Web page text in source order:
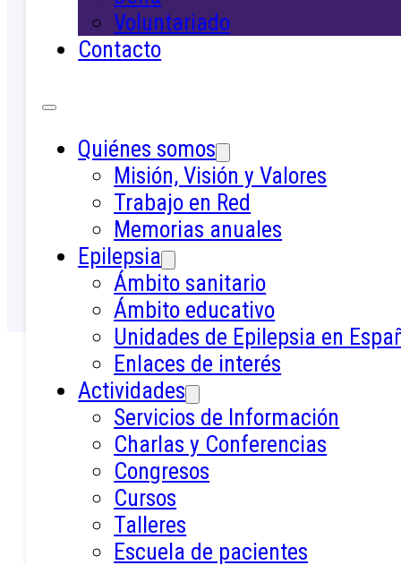
Voluntariado
Contacto
Quiénes somos
Misión, Visión y Valores
Trabajo en Red
Memorias anuales
Epilepsia
Ámbito sanitario
Ámbito educativo
Unidades de Epilepsia en
Enlaces de interés
Actividades
Servicios de Información
Charlas y Conferencias
Congresos
Cursos
Talleres
Escuela de pacientes
epilepsia en el colegio. En esta sección
encontrarás próximamente recursos,
orientación y materiales formativos
Profesores/as
Educación especial
Logopeda
Educador/a
Epilepto, un